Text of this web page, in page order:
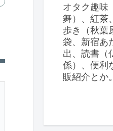
オタク趣味
舞）、紅茶
歩き（秋葉
袋、新宿あ
出、読書（
係）、便利
販紹介とか。